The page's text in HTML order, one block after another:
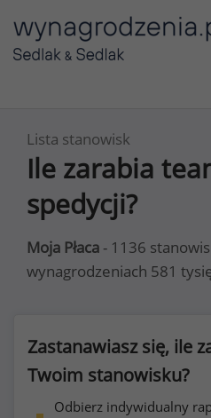
Lista stanowisk
Ile zarabia
spedycji?
Moja Płaca - 1136
wynagrodzeniach 581
Zastanawiasz się, ile
Twoim stanowisku?
Odbierz indywidualny